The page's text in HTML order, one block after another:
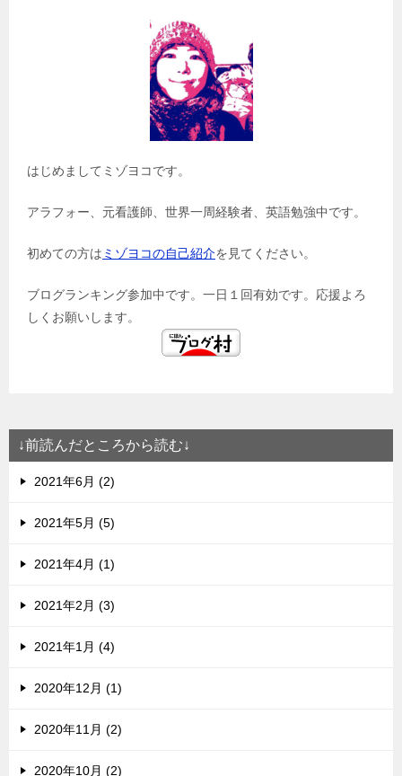
はじめましてミゾヨコです。
アラフォー、元看護師、世界一周経験者、英語勉強中です。
初めての方は ミゾヨコの自己紹介を見てください。
ブログランキング参加中です。一日１回有効です。応援よろ
しくお願いします。
↓前読んだところから読む↓
2021年6月 (2)
2021年5月 (5)
2021年4月 (1)
2021年2月 (3)
2021年1月 (4)
2020年12月 (1)
2020年11月 (2)
2020年10月 (2)